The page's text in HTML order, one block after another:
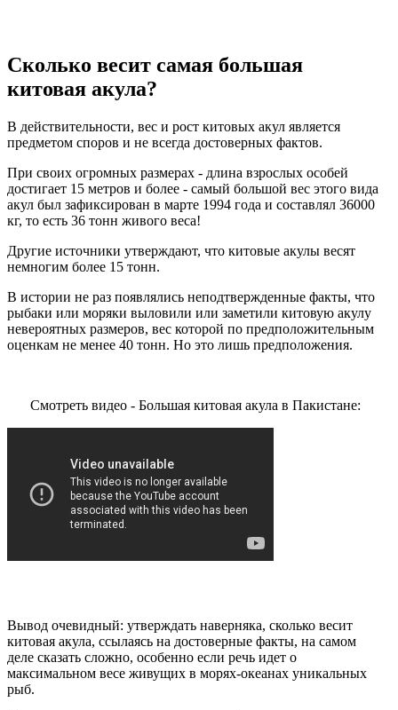
Сколько весит самая большая
китовая акула?
В действительности, вес и рост китовых акул является
предметом споров и не всегда достоверных фактов.
При своих огромных размерах - длина взрослых особей
достигает 15 метров и более - самый большой вес этого вида
акул был зафиксирован в марте 1994 года и составлял 36000
кг, то есть 36 тонн живого веса!
Другие источники утверждают, что китовые акулы весят
немногим более 15 тонн.
В истории не раз появлялись неподтвержденные факты, что
рыбаки или моряки выловили или заметили китовую акулу
невероятных размеров, вес которой по предположительным
оценкам не менее 40 тонн. Но это лишь предположения.
Смотреть видео - Большая китовая акула в Пакистане:
Вывод очевидный: утверждать наверняка, сколько весит
китовая акула, ссылаясь на достоверные факты, на самом
деле сказать сложно, особенно если речь идет о
максимальном весе живущих в морях-океанах уникальных
рыб.